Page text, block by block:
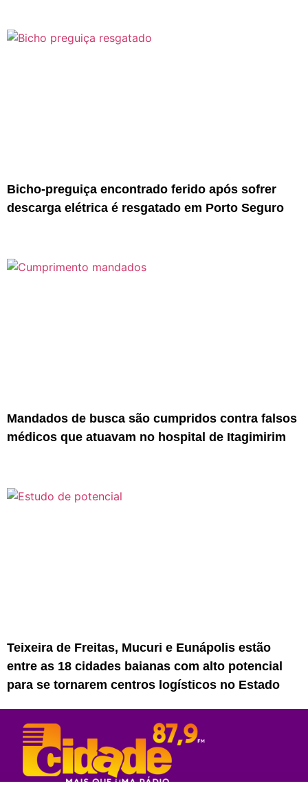
Bicho-preguiça encontrado ferido após sofrer
descarga elétrica é resgatado em Porto Seguro
Mandados de busca são cumpridos contra falsos
médicos que atuavam no hospital de Itagimirim
Teixeira de Freitas, Mucuri e Eunápolis estão
entre as 18 cidades baianas com alto potencial
para se tornarem centros logísticos no Estado